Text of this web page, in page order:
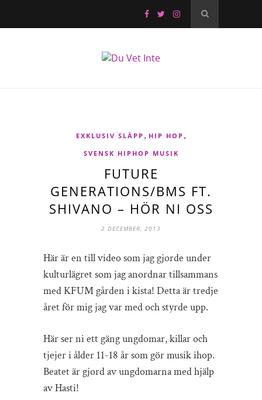
EXKLUSIV SLÄPP , HIP HOP ,
SVENSK HIPHOP MUSIK
FUTURE
GENERATIONS/BMS FT.
SHIVANO – HÖR NI OSS
2 DECEMBER, 2013
Här är en till video som jag gjorde under
kulturlägret som jag anordnar tillsammans
med KFUM gården i kista! Detta är tredje
året för mig jag var med och styrde upp.
Här ser ni ett gäng ungdomar, killar och
tjejer i ålder 11-18 år som gör musik ihop.
Beatet är gjord av ungdomarna med hjälp
av Hasti!